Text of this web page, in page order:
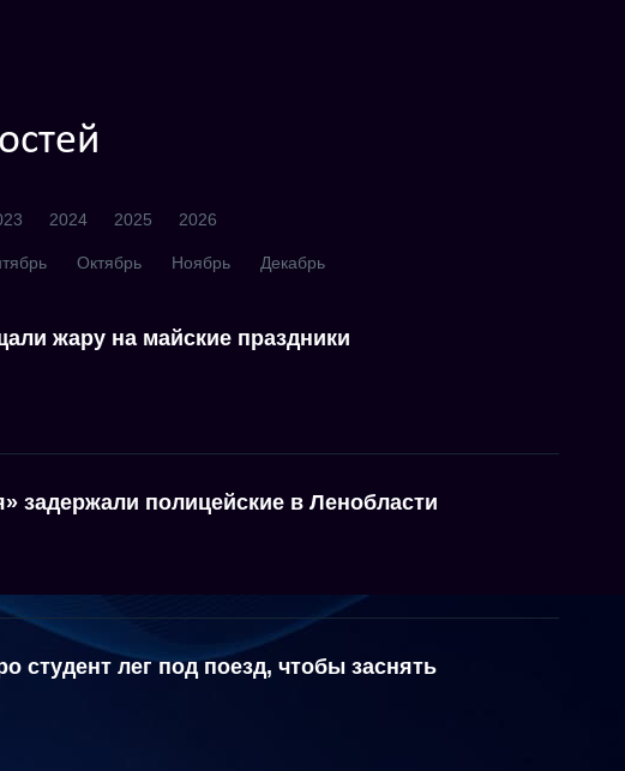
2024 2025 2026
Октябрь Ноябрь Декабрь
жару на майские праздники
задержали полицейские в Ленобласти
студент лег под поезд, чтобы заснять